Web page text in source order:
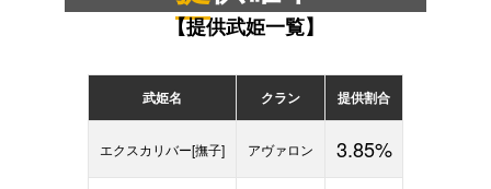
【提供武姫一覧】
武姫名 クラン 提供割合
エクスカリバー[撫子] アヴァロン 3.85%